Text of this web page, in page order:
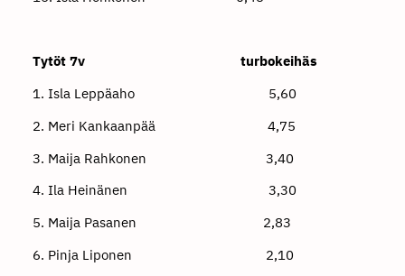
Tytöt 7v turbokeihäs
1. Isla Leppäaho 5,60
2. Meri Kankaanpää 4,75
3. Maija Rahkonen 3,40
4. Ila Heinänen 3,30
5. Maija Pasanen 2,83
6. Pinja Liponen 2,10